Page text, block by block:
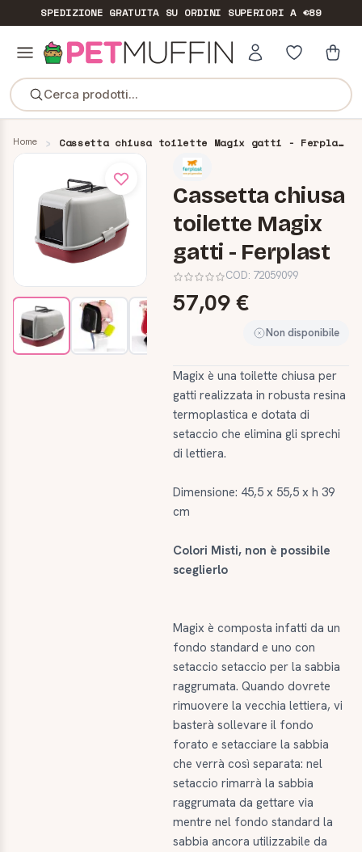
SPEDIZIONE GRATUITASU ORDINI SUPERIORI A €89
Cerca prodotti...
Home Cassetta chiusa toilette Magix gatti - Ferplast
Cassetta chiusa
toilette Magix
gatti - Ferplast
COD: 72059099
57,09 €
Non disponibile
Magix è una toilette chiusa per
gatti realizzata in robusta resina
termoplastica e dotata di
setaccio che elimina gli sprechi
di lettiera.
Dimensione: 45,5 x 55,5 x h 39
cm
Colori Misti, non è possibile
sceglierlo
Magix è composta infatti da un
fondo standard e uno con
setaccio setaccio per la sabbia
raggrumata. Quando dovrete
rimuovere la vecchia lettiera, vi
basterà sollevare il fondo
forato e setacciare la sabbia
che verrà così separata: nel
setaccio rimarrà la sabbia
raggrumata da gettare via
mentre nel fondo standard la
sabbia ancora utilizzabile da